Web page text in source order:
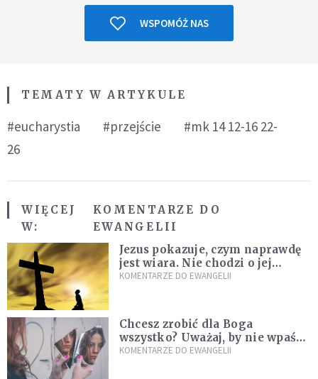
WSPOMÓŻ NAS
TEMATY W ARTYKULE
#eucharystia #przejście
#mk 14 12-16 22-
26
WIĘCEJ
W:
KOMENTARZE DO
EWANGELII
Jezus pokazuje, czym naprawdę
jest wiara. Nie chodzi o jej
wielkość
KOMENTARZE DO EWANGELII
Chcesz zrobić dla Boga
wszystko? Uważaj, by nie wpaść
w groźną pułapkę
KOMENTARZE DO EWANGELII